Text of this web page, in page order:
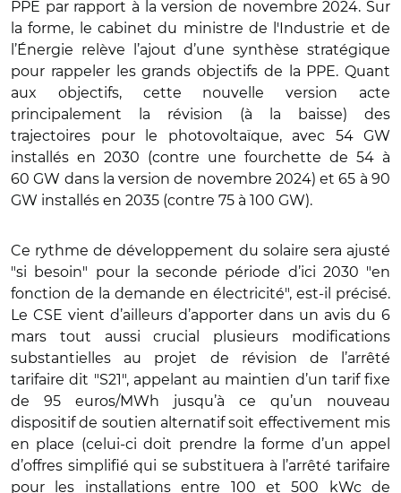
PPE par rapport à la version de novembre 2024. Sur
la forme, le cabinet du ministre de l'Industrie et de
l’Énergie relève l’ajout d’une synthèse stratégique
pour rappeler les grands objectifs de la PPE. Quant
aux objectifs, cette nouvelle version acte
principalement la révision (à la baisse) des
trajectoires pour le photovoltaïque, avec 54 GW
installés en 2030 (contre une fourchette de 54 à
60 GW dans la version de novembre 2024) et 65 à 90
GW installés en 2035 (contre 75 à 100 GW).
Ce rythme de développement du solaire sera ajusté
"si besoin" pour la seconde période d’ici 2030 "en
fonction de la demande en électricité", est-il précisé.
Le CSE vient d’ailleurs d’apporter dans un avis du 6
mars tout aussi crucial plusieurs modifications
substantielles au projet de révision de l’arrêté
tarifaire dit "S21", appelant au maintien d’un tarif fixe
de 95 euros/MWh jusqu’à ce qu’un nouveau
dispositif de soutien alternatif soit effectivement mis
en place (celui-ci doit prendre la forme d’un appel
d’offres simplifié qui se substituera à l’arrêté tarifaire
pour les installations entre 100 et 500 kWc de